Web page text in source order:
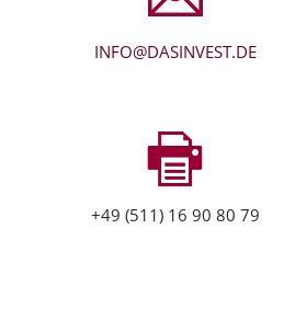
INFO@DASINVEST.DE
+49 (511) 16 90 80 79